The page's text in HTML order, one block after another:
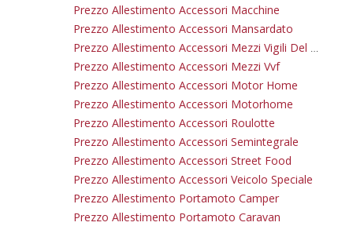
Prezzo Allestimento Accessori Macchine
Prezzo Allestimento Accessori Mansardato
Prezzo Allestimento Accessori Mezzi Vigili Del Fuoco
Prezzo Allestimento Accessori Mezzi Vvf
Prezzo Allestimento Accessori Motor Home
Prezzo Allestimento Accessori Motorhome
Prezzo Allestimento Accessori Roulotte
Prezzo Allestimento Accessori Semintegrale
Prezzo Allestimento Accessori Street Food
Prezzo Allestimento Accessori Veicolo Speciale
Prezzo Allestimento Portamoto Camper
Prezzo Allestimento Portamoto Caravan